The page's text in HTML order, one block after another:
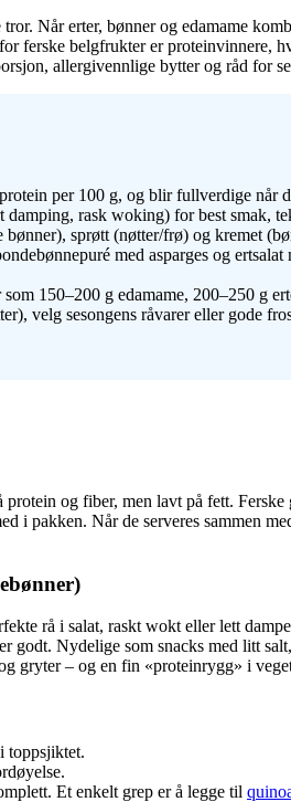
Når erter, bønner og edamame
ferske belgfrukter er proteinvinnere,
allergivennlige bytter og råd for
per 100 g, og blir fullverdige når
rask woking) for best smak,
sprøtt (nøtter/frø) og kremet
med asparges og
150–200 g edamame, 200–250 g
velg sesongens råvarer eller gode
og fiber, men lavt på fett.
pakken. Når de serveres sammen
rå i salat, raskt wokt eller lett
godt. Nydelige som snacks med litt
gryter – og en fin «proteinrygg» i
toppsjiktet.
Et enkelt grep er å legge til